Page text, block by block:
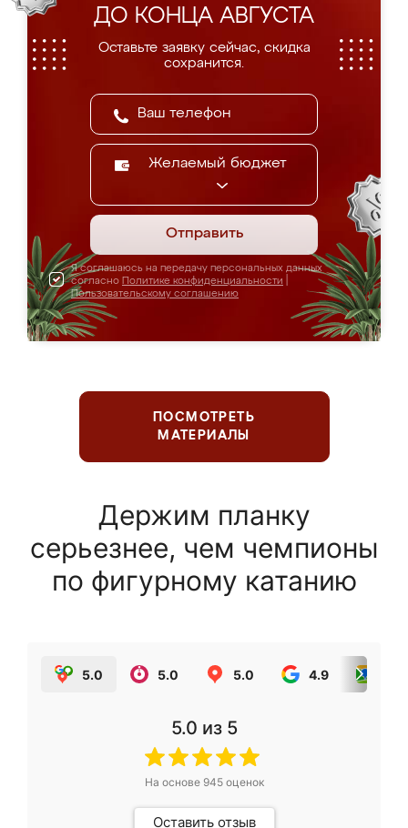
ДО КОНЦА АВГУСТА
Оставьте заявку сейчас, скидка
сохранится.
Желаемый бюджет
Отправить
Я соглашаюсь на передачу персональных данных
согласно Политике конфиденциальности
Пользовательскому соглашению
ПОСМОТРЕТЬ
МАТЕРИАЛЫ
Держим планку
серьезнее, чем чемпионы
по фигурному катанию
5.0 5.0 5.0 4.9
5.0 из 5
На основе 945оценок
Оставить отзыв